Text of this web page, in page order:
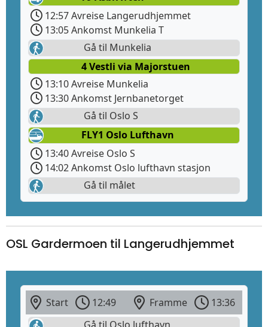
12:57 Avreise Langerudhjemmet
13:05 Ankomst Munkelia T
Gå til Munkelia
4 Vestli via Majorstuen
13:10 Avreise Munkelia
13:30 Ankomst Jernbanetorget
Gå til Oslo S
FLY1 Oslo Lufthavn
13:40 Avreise Oslo S
14:02 Ankomst Oslo lufthavn stasjon
Gå til målet
OSL Gardermoen til Langerudhjemmet
Start 12:49 Framme
13:36